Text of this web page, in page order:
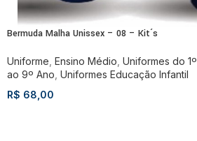
Bermuda Malha Unissex – 08 – Kit´s
Uniforme Ensino Médio Uniformes do 1º
ao 9º Ano Uniformes Educação Infantil
R$ 68,00